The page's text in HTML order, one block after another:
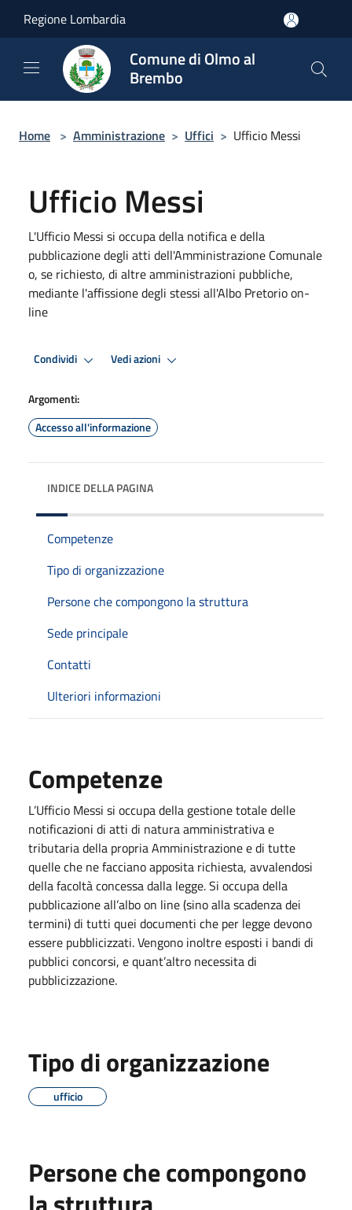
Regione Lombardia
Comune di Olmo al
Brembo
Home > Amministrazione > Uffici > Ufficio Messi
Ufficio Messi
L'Ufficio Messi si occupa della notifica e della
pubblicazione degli atti dell'Amministrazione Comunale
o, se richiesto, di altre amministrazioni pubbliche,
mediante l'affissione degli stessi all'Albo Pretorio on-
line
Condividi Vedi azioni
Argomenti:
Accesso all'informazione
INDICE DELLA PAGINA
Competenze
Tipo di organizzazione
Persone che compongono la struttura
Sede principale
Contatti
Ulteriori informazioni
Competenze
L’Ufficio Messi si occupa della gestione totale delle
notificazioni di atti di natura amministrativa e
tributaria della propria Amministrazione e di tutte
quelle che ne facciano apposita richiesta, avvalendosi
della facoltà concessa dalla legge. Si occupa della
pubblicazione all’albo on line (sino alla scadenza dei
termini) di tutti quei documenti che per legge devono
essere pubblicizzati. Vengono inoltre esposti i bandi di
pubblici concorsi, e quant’altro necessita di
pubblicizzazione.
Tipo di organizzazione
ufficio
Persone che compongono